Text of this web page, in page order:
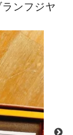
ンフジヤ